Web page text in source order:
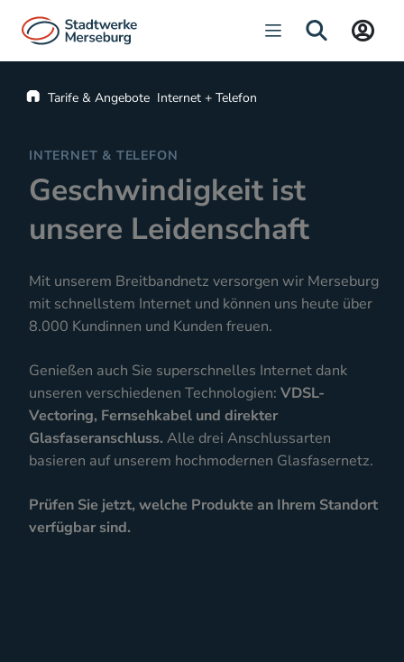
Navigation öffnen
Startseite
Tarife & Angebote Internet + Telefon
Geschwindigkeit ist
unsere Leidenschaft
INTERNET & TELEFON
Mit unserem Breitbandnetz versorgen wir Merseburg
mit schnellstem Internet und können uns heute über
8.000 Kundinnen und Kunden freuen.
Genießen auch Sie superschnelles Internet dank
unseren verschiedenen Technologien: VDSL-
Vectoring, Fernsehkabel und direkter
Glasfaseranschluss. Alle drei Anschlussarten
basieren auf unserem hochmodernen Glasfasernetz.
Prüfen Sie jetzt, welche Produkte an Ihrem Standort
verfügbar sind.